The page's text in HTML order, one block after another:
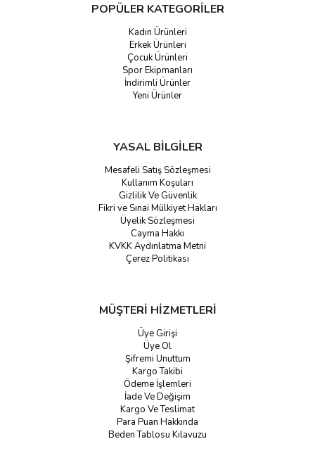
POPÜLER KATEGORİLER
Kadın Ürünleri
Erkek Ürünleri
Çocuk Ürünleri
Spor Ekipmanları
İndirimli Ürünler
Yeni Ürünler
YASAL BİLGİLER
Mesafeli Satış Sözleşmesi
Kullanım Koşuları
Gizlilik Ve Güvenlik
Fikri ve Sınai Mülkiyet Hakları
Üyelik Sözleşmesi
Cayma Hakkı
KVKK Aydınlatma Metni
Çerez Politikası
MÜŞTERİ HİZMETLERİ
Üye Girişi
Üye Ol
Şifremi Unuttum
Kargo Takibi
Ödeme İşlemleri
İade Ve Değişim
Kargo Ve Teslimat
Para Puan Hakkında
Beden Tablosu Kılavuzu